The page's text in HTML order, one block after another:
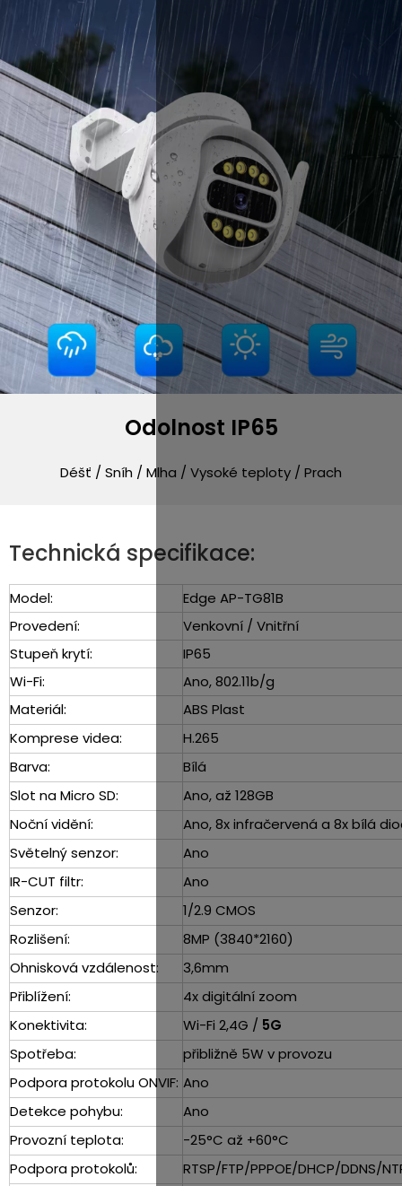
Odolnost IP65
Déšť / Sníh / Mlha / Vysoké teploty / Prach
Technická specifikace:
Model:
Edge AP-TG81B
Provedení:
Venkovní / Vnitřní
Stupeň krytí:
IP65
Wi-Fi:
Ano, 802.11b/g
Materiál:
ABS Plast
Komprese videa:
H.265
Barva:
Bílá
Slot na Micro SD:
Ano, až 128GB
Noční vidění:
Ano, 8x infračervená a 8x bílá
Světelný senzor:
Ano
IR-CUT filtr:
Ano
Senzor:
1/2.9 CMOS
Rozlišení:
8MP (3840*2160)
Ohnisková vzdálenost:
3,6mm
Přiblížení:
4x digitální zoom
Konektivita:
Wi-Fi 2,4G / 5G
Spotřeba:
přibližně 5W v provozu
Podpora protokolu ONVIF: Ano
Detekce pohybu:
Ano
Provozní teplota:
-25°C až +60°C
Podpora protokolů:
RTSP/FTP/PPPOE/DHCP/DDNS/